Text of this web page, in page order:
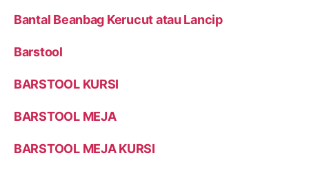
Bantal Beanbag Kerucut atau Lancip
Barstool
BARSTOOL KURSI
BARSTOOL MEJA
BARSTOOL MEJA KURSI